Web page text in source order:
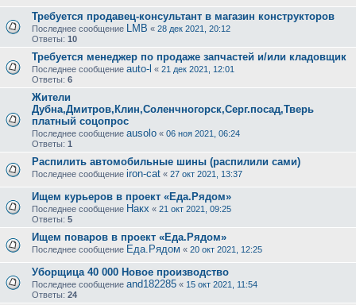
Требуется продавец-консультант в магазин конструкторов
Последнее сообщение LMB « 28 дек 2021, 20:12
Ответы: 10
Требуется менеджер по продаже запчастей и/или кладовщик
Последнее сообщение auto-l « 21 дек 2021, 12:01
Ответы: 6
Жители
Дубна,Дмитров,Клин,Соленчногорск,Серг.посад,Тверь
платный соцопрос
Последнее сообщение ausolo « 06 ноя 2021, 06:24
Ответы: 1
Распилить автомобильные шины (распилили сами)
Последнее сообщение iron-cat « 27 окт 2021, 13:37
Ищем курьеров в проект «Еда.Рядом»
Последнее сообщение Накх « 21 окт 2021, 09:25
Ответы: 5
Ищем поваров в проект «Еда.Рядом»
Последнее сообщение Еда.Рядом « 20 окт 2021, 12:25
Уборщица 40 000 Новое производство
Последнее сообщение and182285 « 15 окт 2021, 11:54
Ответы: 24